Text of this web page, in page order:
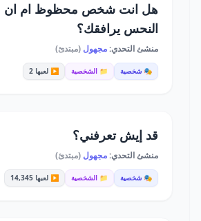
هل انت شخص محظوظ ام ان
النحس يرافقك؟
منشئ التحدي:مجهول (مبتدئ)
🎭 شخصية 📁 الشخصية ▶️ لعبها 2
قد إيش تعرفني؟
منشئ التحدي:مجهول (مبتدئ)
🎭 شخصية 📁 الشخصية ▶️ لعبها 14,345